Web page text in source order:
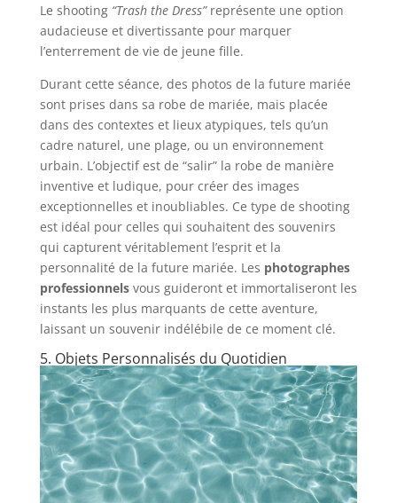
Le shooting “Trash the Dress”représente une option
audacieuse et divertissante pour marquer
l’enterrement de vie de jeune fille.
Durant cette séance, des photos de la future mariée
sont prises dans sa robe de mariée, mais placée
dans des contextes et lieux atypiques, tels qu’un
cadre naturel, une plage, ou un environnement
urbain. L’objectif est de “salir” la robe de manière
inventive et ludique, pour créer des images
exceptionnelles et inoubliables. Ce type de shooting
est idéal pour celles qui souhaitent des souvenirs
qui capturent véritablement l’esprit et la
personnalité de la future mariée. Les photographes
professionnelsvous guideront et immortaliseront les
instants les plus marquants de cette aventure,
laissant un souvenir indélébile de ce moment clé.
5. Objets Personnalisés du Quotidien